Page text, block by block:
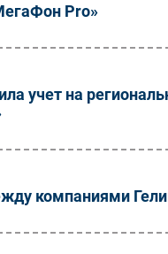
Pro»
учет на
компаниями